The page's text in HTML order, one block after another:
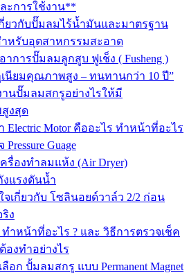
ะการใช้งาน**
ยวกับปั๊มลมไร้น้ำมันและมาตรฐาน
หรับอุตสาหกรรมสะอาด
การปั๊มลมลูกสูบ ฟูเช็ง ( Fusheng )
นียมคุณภาพสูง – ทนทานกว่า 10 ปี”
านปั๊มลมสกรูอย่างไรให้มี
งสุด
Electric Motor คืออะไร ทำหน้าที่อะไร
Pressure Guage
รื่องทำลมแห้ง (Air Dryer)
งแรงดันน้ำ
จเกี่ยวกับ โซลินอยด์วาล์ว 2/2 ก่อน
ง
ำหน้าที่อะไร ? และ วิธีการตรวจเช็ค
องทำอย่างไร
อก ปั้มลมสกรู แบบ Permanent Magnet